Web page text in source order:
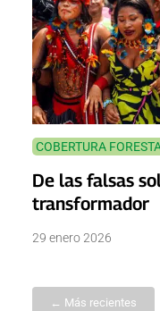
COBERTURA
De las falsas
transformador
29 enero 2026
← Más recientes